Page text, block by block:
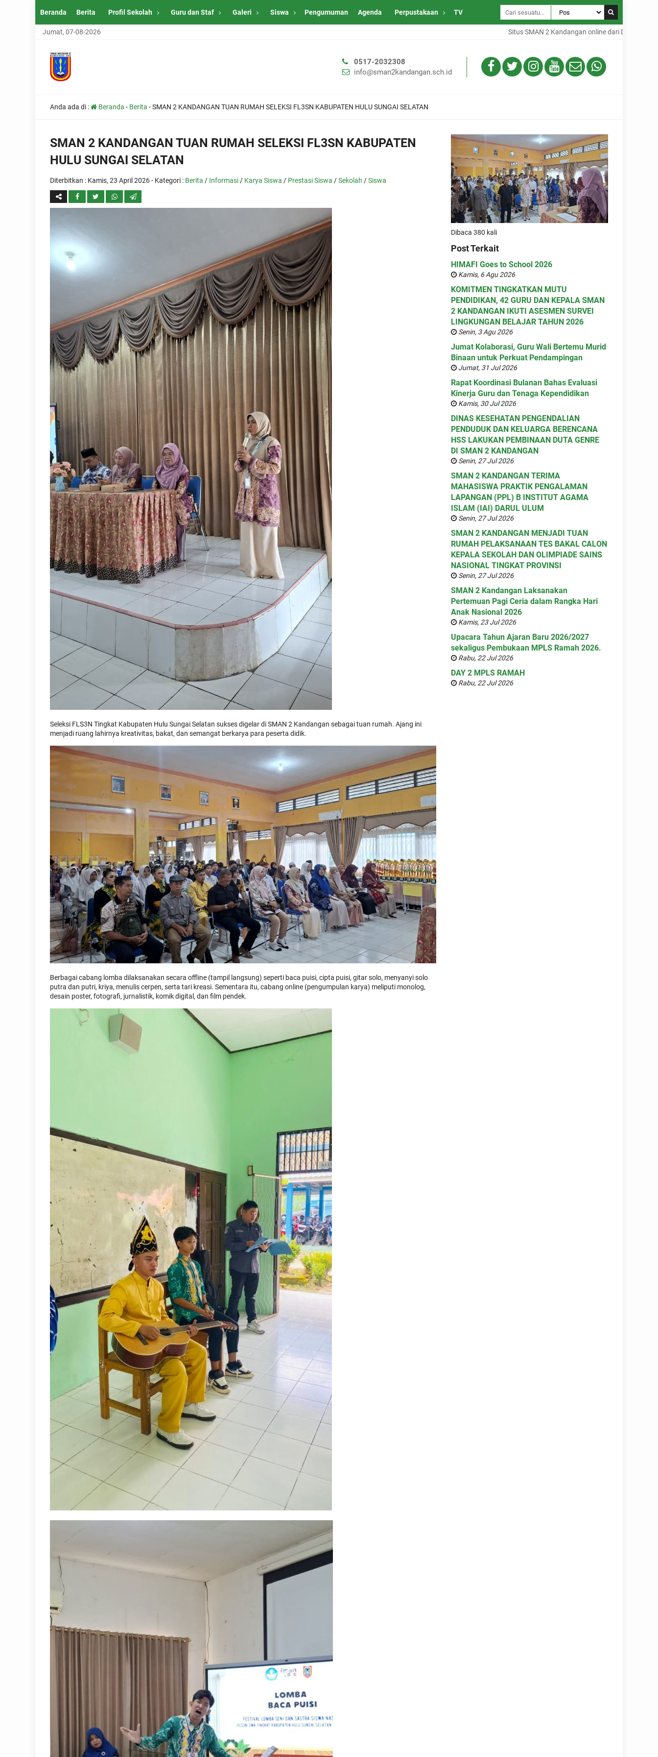
Beranda Berita Profil Sekolah Guru dan Staf Galeri Siswa Pengumuman Agenda Perpustakaan TV
Jumat, 07-08-2026 Situs SMAN 2 Kandangan online dari Desa Gambah Dalam
0517-2032308
info@sman2kandangan.sch.id
Anda ada di : Beranda - Berita -SMAN 2 KANDANGAN TUAN RUMAH SELEKSI FL3SN KABUPATEN HULU SUNGAI SELATAN
SMAN 2 KANDANGAN TUAN RUMAH SELEKSI FL3SN KABUPATEN
HULU SUNGAI SELATAN
Diterbitkan : Kamis, 23 April 2026- Kategori : Berita / Informasi / Karya Siswa / Prestasi Siswa /Sekolah /Siswa
Seleksi FLS3N Tingkat Kabupaten Hulu Sungai Selatan sukses digelar di SMAN 2 Kandangan sebagai tuan rumah. Ajang ini
menjadi ruang lahirnya kreativitas, bakat, dan semangat berkarya para peserta didik.
Berbagai cabang lomba dilaksanakan secara offline (tampil langsung) seperti baca puisi, cipta puisi, gitar solo, menyanyi solo
putra dan putri, kriya, menulis cerpen, serta tari kreasi. Sementara itu, cabang online (pengumpulan karya) meliputi monolog,
desain poster, fotografi, jurnalistik, komik digital, dan film pendek.
Dibaca 380 kali
Post Terkait
HIMAFI Goes to School 2026
Kamis, 6 Agu 2026
KOMITMEN TINGKATKAN MUTU
PENDIDIKAN, 42 GURU DAN KEPALA SMAN
2 KANDANGAN IKUTI ASESMEN SURVEI
LINGKUNGAN BELAJAR TAHUN 2026
Senin, 3 Agu 2026
Jumat Kolaborasi, Guru Wali Bertemu Murid
Binaan untuk Perkuat Pendampingan
Jumat, 31 Jul 2026
Rapat Koordinasi Bulanan Bahas Evaluasi
Kinerja Guru dan Tenaga Kependidikan
Kamis, 30 Jul 2026
DINAS KESEHATAN PENGENDALIAN
PENDUDUK DAN KELUARGA BERENCANA
HSS LAKUKAN PEMBINAAN DUTA GENRE
DI SMAN 2 KANDANGAN
Senin, 27 Jul 2026
SMAN 2 KANDANGAN TERIMA
MAHASISWA PRAKTIK PENGALAMAN
LAPANGAN (PPL) B INSTITUT AGAMA
ISLAM (IAI) DARUL ULUM
Senin, 27 Jul 2026
SMAN 2 KANDANGAN MENJADI TUAN
RUMAH PELAKSANAAN TES BAKAL CALON
KEPALA SEKOLAH DAN OLIMPIADE SAINS
NASIONAL TINGKAT PROVINSI
Senin, 27 Jul 2026
SMAN 2 Kandangan Laksanakan
Pertemuan Pagi Ceria dalam Rangka Hari
Anak Nasional 2026
Kamis, 23 Jul 2026
Upacara Tahun Ajaran Baru 2026/2027
sekaligus Pembukaan MPLS Ramah 2026.
Rabu, 22 Jul 2026
DAY 2 MPLS RAMAH
Rabu, 22 Jul 2026